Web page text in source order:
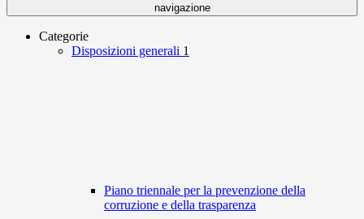
navigazione
Categorie
Disposizioni generali 1
Piano triennale per la prevenzione della
corruzione e della trasparenza